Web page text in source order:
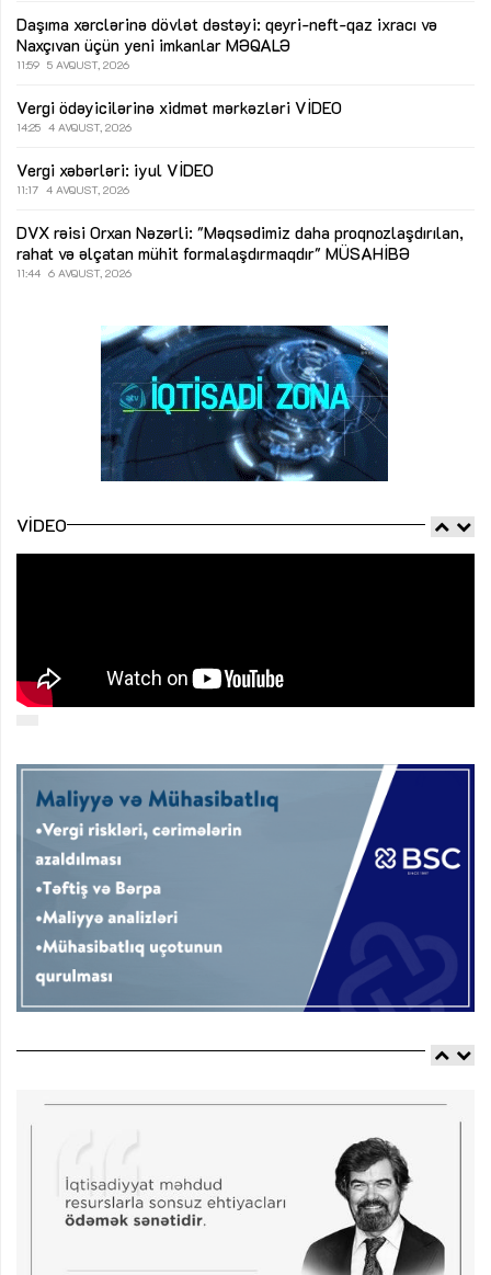
Daşıma xərclərinə dövlət dəstəyi: qeyri-neft-qaz ixracı və
Naxçıvan üçün yeni imkanlar MƏQALƏ
11:59 5 AVQUST, 2026
Vergi ödəyicilərinə xidmət mərkəzləri VİDEO
14:25 4 AVQUST, 2026
Vergi xəbərləri: iyul VİDEO
11:17 4 AVQUST, 2026
DVX rəisi Orxan Nəzərli: "Məqsədimiz daha proqnozlaşdırılan,
rahat və əlçatan mühit formalaşdırmaqdır" MÜSAHİBƏ
11:44 6 AVQUST, 2026
VIDEO